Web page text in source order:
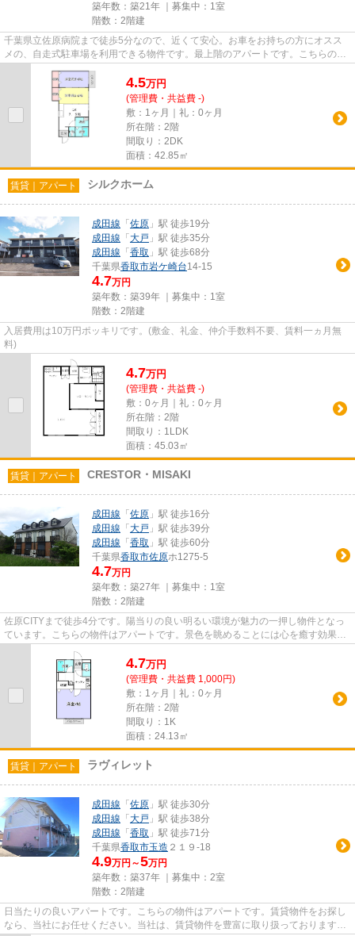
築年数：築21年 ｜募集中： 1室
階数：2階建
千葉県立佐原病院まで徒歩5分なので、近くて安心。お車をお持ちの方にオスス
メの、自走式駐車場を利用できる物件です。最上階のアパートです。こちらの物
4.5万円
(管理費・共益費 -)
敷：1ヶ月｜礼：0ヶ月
所在階：2階
間取り：2DK
面積：42.85㎡
賃貸｜アパート シルクホーム
成田線 「 佐原 」駅 徒歩19分
成田線 「 大戸 」駅 徒歩35分
成田線 「 香取 」駅 徒歩68分
千葉県香取市岩ケ崎台14-15
4.7万円
築年数：築39年 ｜募集中： 1室
階数：2階建
入居費用は10万円ポッキリです。(敷金、礼金、仲介手数料不要、賃料一ヵ月無
料)
4.7万円
(管理費・共益費 -)
敷：0ヶ月｜礼：0ヶ月
所在階：2階
間取り：1LDK
面積：45.03㎡
賃貸｜アパート CRESTOR・MISAKI
成田線 「 佐原 」駅 徒歩16分
成田線 「 大戸 」駅 徒歩39分
成田線 「 香取 」駅 徒歩60分
千葉県香取市佐原ホ1275-5
4.7万円
築年数：築27年 ｜募集中： 1室
階数：2階建
佐原CITYまで徒歩4分です。陽当りの良い明るい環境が魅力の一押し物件となっ
ています。こちらの物件はアパートです。景色を眺めることには心を癒す効果が
4.7万円
(管理費・共益費 1,000円)
敷：1ヶ月｜礼：0ヶ月
所在階：2階
間取り：1K
面積：24.13㎡
賃貸｜アパート ラヴィレット
成田線 「 佐原 」駅 徒歩30分
成田線 「 大戸 」駅 徒歩38分
成田線 「 香取 」駅 徒歩71分
千葉県香取市玉造 ２１９-18
4.9万円～5万円
築年数：築37年 ｜募集中： 2室
階数：2階建
日当たりの良いアパートです。こちらの物件はアパートです。賃貸物件をお探し
なら、当社にお任せください。当社は、賃貸物件を豊富に取り扱っております。